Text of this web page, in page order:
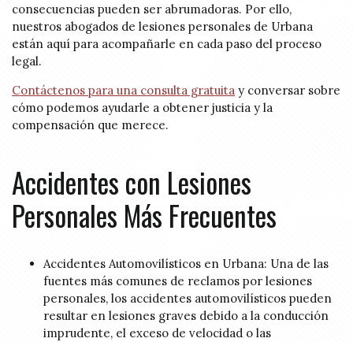
consecuencias pueden ser abrumadoras. Por ello,
nuestros abogados de lesiones personales de Urbana
están aquí para acompañarle en cada paso del proceso
legal.
Contáctenos para una consulta gratuita y conversar sobre
cómo podemos ayudarle a obtener justicia y la
compensación que merece.
Accidentes con Lesiones
Personales Más Frecuentes
Accidentes Automovilísticos en Urbana: Una de las
fuentes más comunes de reclamos por lesiones
personales, los accidentes automovilísticos pueden
resultar en lesiones graves debido a la conducción
imprudente, el exceso de velocidad o las